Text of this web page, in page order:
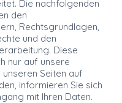
Die nachfolgenden
den
Rechtsgrundlagen,
und den
Diese
nur auf unsere
Seiten auf
informieren Sie sich
mit Ihren Daten.